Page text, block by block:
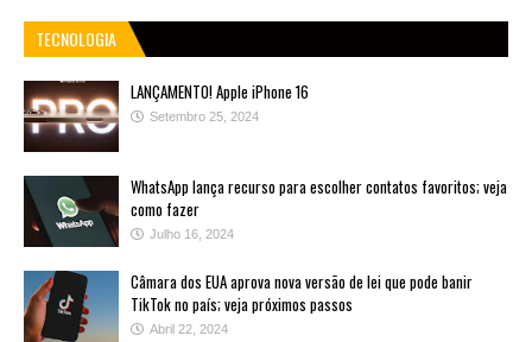
TECNOLOGIA
LANÇAMENTO! Apple iPhone 16
Setembro 25, 2024
WhatsApp lança recurso para escolher contatos favoritos; veja
como fazer
Julho 16, 2024
Câmara dos EUA aprova nova versão de lei que pode banir
TikTok no país; veja próximos passos
Abril 22, 2024